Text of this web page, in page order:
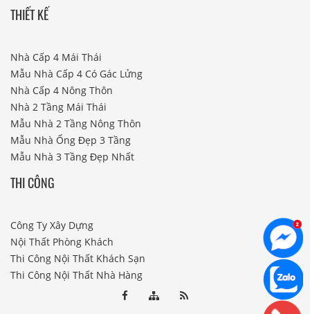
THIẾT KẾ
Nhà Cấp 4 Mái Thái
Mẫu Nhà Cấp 4 Có Gác Lửng
Nhà Cấp 4 Nông Thôn
Nhà 2 Tầng Mái Thái
Mẫu Nhà 2 Tầng Nông Thôn
Mẫu Nhà Ống Đẹp 3 Tầng
Mẫu Nhà 3 Tầng Đẹp Nhất
THI CÔNG
Công Ty Xây Dựng
Nội Thất Phòng Khách
Thi Công Nội Thất Khách Sạn
Thi Công Nội Thất Nhà Hàng